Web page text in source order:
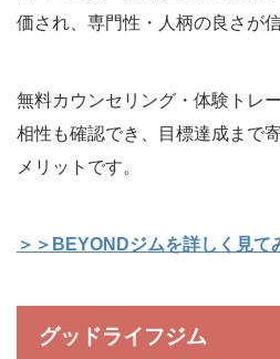
価され、専門性・人柄の良さが
無料カウンセリング・体験トレ
相性も確認でき、目標達成まで
メリットです。
＞＞BEYONDジムを詳しく見て
グッドライフジム